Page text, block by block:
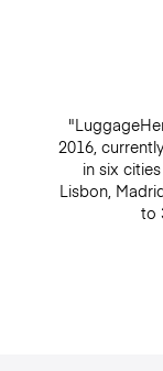
2016,
in six
Lisbon,
to